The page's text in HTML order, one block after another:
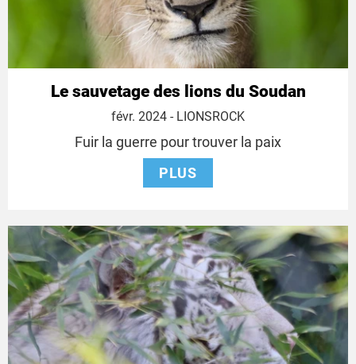
Le sauvetage des lions du Soudan
4
2024
févr. 2024 - LIONSROCK
Fuir la guerre pour trouver la paix
PLUS